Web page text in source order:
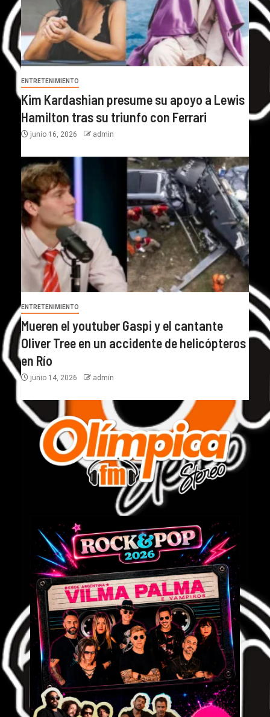
ENTRETENIMIENTO
Kim Kardashian presume su apoyo a Lewis
Hamilton tras su triunfo con Ferrari
junio 16, 2026 admin
ENTRETENIMIENTO
Mueren el youtuber Gaspi y el cantante
Oliver Tree en un accidente de helicópteros
en Río
junio 14, 2026 admin